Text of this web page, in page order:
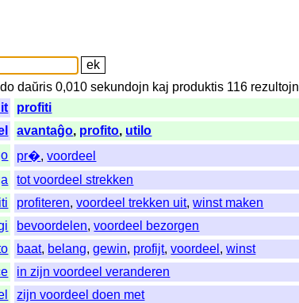
daŭris 0,010sekundojn kaj produktis 116 rezultojn
profiti
avantaĝo, profito, utilo
pr�,voordeel
tot voordeel strekken
profiteren,voordeel trekken uit,winst maken
bevoordelen,voordeel bezorgen
baat, belang,gewin, profijt,voordeel ,winst
in zijn voordeel veranderen
zijn voordeel doen met